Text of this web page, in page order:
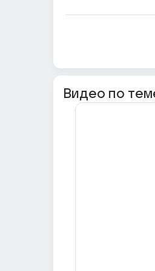
Видео по